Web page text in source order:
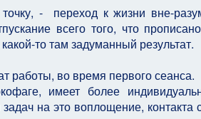
- переход к жизни вне-
всего того, что
то там задуманный результат.
работы, во время первого сеанса.
имеет более
на это воплощение, контакта